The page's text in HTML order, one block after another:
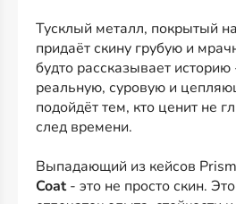
Тусклый металл, покрытый
придаёт скину грубую и
будто рассказывает
реальную, суровую и
подойдёт тем, кто ценит не
след времени.
Выпадающий из кейсов
Coat- это не просто скин.